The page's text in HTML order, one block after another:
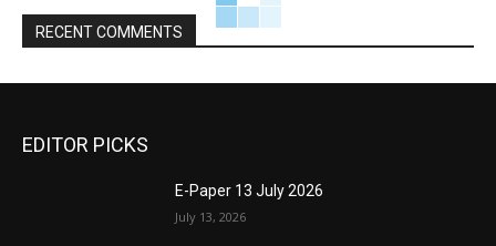
RECENT COMMENTS
EDITOR PICKS
E-Paper 13 July 2026
July 13, 2026